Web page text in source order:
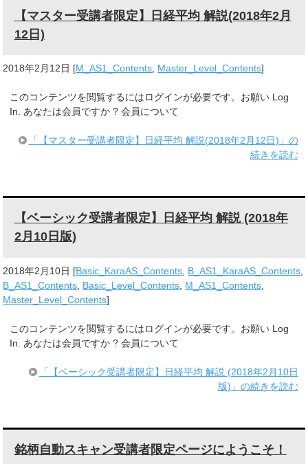
【マスター受講者限定】日経平均 解説(2018年2月
12日)
2018年2月12日 [M_AS1_Contents, Master_Level_Contents]
このコンテンツを閲覧するにはログインが必要です。お願い Log
In. あなたは会員ですか ? 会員について
「【マスター受講者限定】日経平均 解説(2018年2月12日)」の
続きを読む
【ベーシック受講者限定】日経平均 解説 (2018年
2月10日版)
2018年2月10日 [Basic_KaraAS_Contents B_AS1_KaraAS_Contents
B_AS1_Contents Basic_Level_Contents M_AS1_Contents
Master_Level_Contents]
このコンテンツを閲覧するにはログインが必要です。お願い Log
In. あなたは会員ですか ? 会員について
「【ベーシック受講者限定】日経平均 解説 (2018年2月10日
版)」の続きを読む
銘柄自動スキャン受講者限定ページにようこそ！